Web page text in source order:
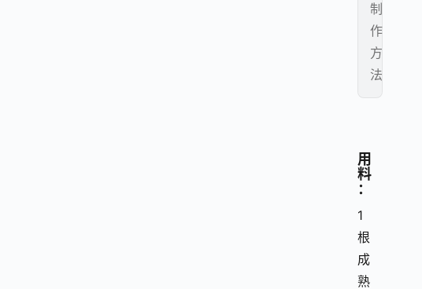
制
作
方
法
用
料
：
1
根
成
熟